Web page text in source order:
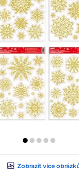
Zobrazit více